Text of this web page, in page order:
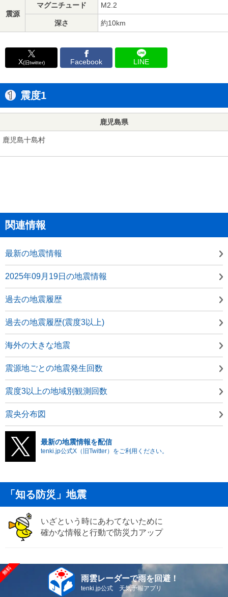
震源
マグニチュード M2.2
深さ 約10km
X(旧twitter) Facebook LINE
震度1
鹿児島県
鹿児島十島村
関連情報
最新の地震情報
2025年09月19日の地震情報
過去の地震履歴
過去の地震履歴(震度3以上)
海外の大きな地震
震源地ごとの地震発生回数
震度3以上の地域別観測回数
震央分布図
最新の地震情報を配信
tenki.jp公式X（旧Twitter）をご利用ください。
「知る防災」地震
いざという時にあわてないために
確かな情報と行動で防災力アップ
雨雲レーダーで雨を回避！
tenki.jp公式 天気予報アプリ